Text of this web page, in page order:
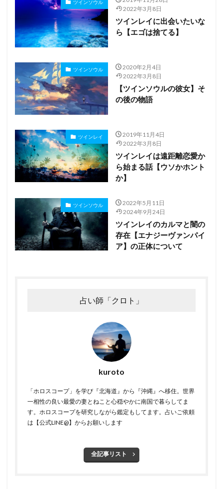
占い師「クロト」
kuroto
「ホロスコープ」を学び『北海道』から『沖縄』へ移住。世界
一相性の良い最愛の妻とねこと心穏やかに南国で暮らしてま
す。ホロスコープを研究しながら鑑定もしてます。占いご依頼
は【公式LINE@】からお願いします
全記事リスト
ツインソウル
2022年3月8日
ツインレイに出会いたいな
ら【エゴは捨てる】
ツインソウル
2020年2月4日
2022年3月8日
【ツインソウルの彼女】そ
の後の物語
ツインレイ
2019年11月4日
2022年3月8日
ツインレイは遠距離恋愛か
ら始まる話【ウソかホント
か】
ツインソウル
2022年5月11日
2024年9月24日
ツインレイのカルマと闇の
存在【エナジーヴァンパイ
ア】の正体について